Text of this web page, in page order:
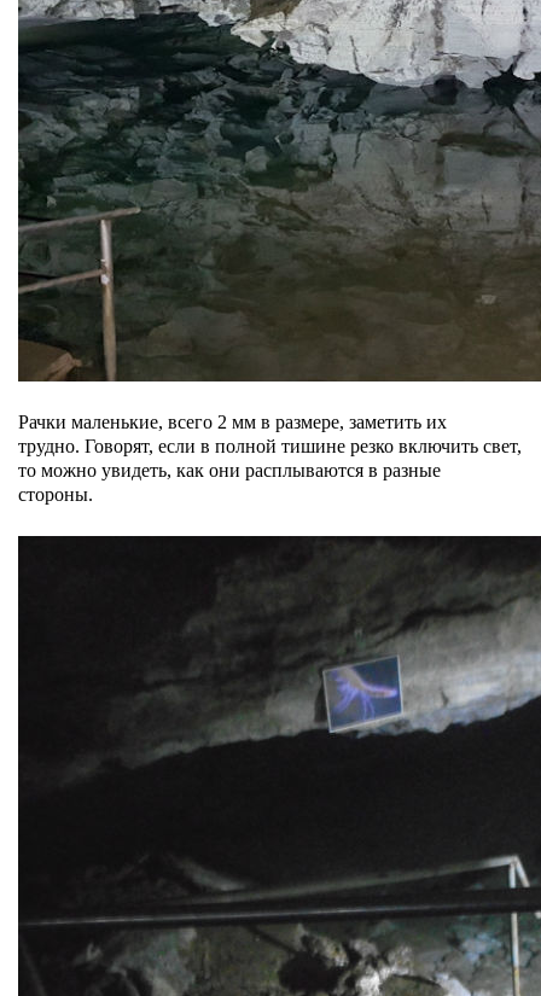
Рачки маленькие, всего 2 мм в размере, заметить их
трудно. Говорят, если в полной тишине резко включить свет,
то можно увидеть, как они расплываются в разные
стороны.